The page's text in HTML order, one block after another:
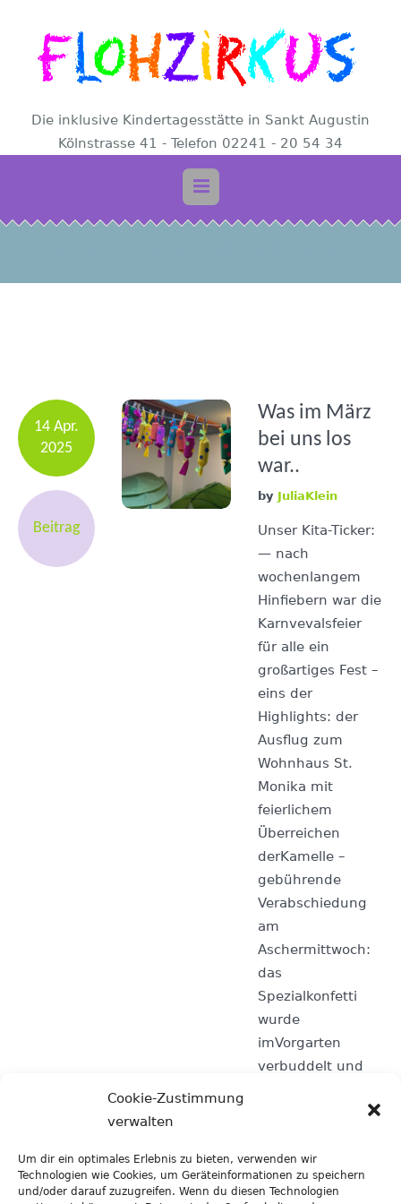
Cookie-Zustimmung
verwalten
Um dir ein optimales Erlebnis zu bieten, verwenden wir
Technologien wie Cookies, um Geräteinformationen zu speichern
und/oder darauf zuzugreifen. Wenn du diesen Technologien
Die inklusive Kindertagesstätte in Sankt Augustin
Kölnstrasse 41 - Telefon 02241 - 20 54 34
14 Apr.
2025
Beitrag
Was im März
bei uns los
war..
by JuliaKlein
Unser Kita-Ticker:
— nach
wochenlangem
Hinfiebern war die
Karnvevalsfeier
für alle ein
großartiges Fest –
eins der
Highlights: der
Ausflug zum
Wohnhaus St.
Monika mit
feierlichem
Überreichen
derKamelle –
gebührende
Verabschiedung
am
Aschermittwoch:
das
Spezialkonfetti
wurde
imVorgarten
verbuddelt und
gespannt darauf,
Blumenwachsen –
spannender